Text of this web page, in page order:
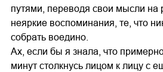
путями, переводя свои мысли на
неяркие воспоминания, те, что
собрать воедино.
Ах, если бы я знала, что
минут столкнусь лицом к лицу с